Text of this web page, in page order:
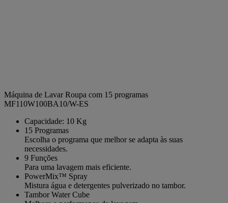
Máquina de Lavar Roupa com 15 programas
MF110W100BA10/W-ES
Capacidade: 10 Kg
15 Programas
Escolha o programa que melhor se adapta às suas
necessidades.
9 Funções
Para uma lavagem mais eficiente.
PowerMix™ Spray
Mistura água e detergentes pulverizado no tambor.
Tambor Water Cube